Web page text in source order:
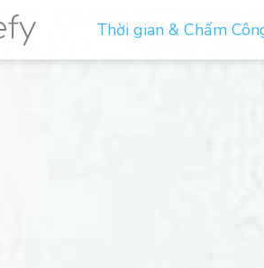
Thời gian & Chấm